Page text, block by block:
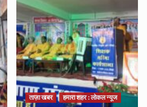
ताज़ा खबर हमारा शहर : लोकल न्यूज